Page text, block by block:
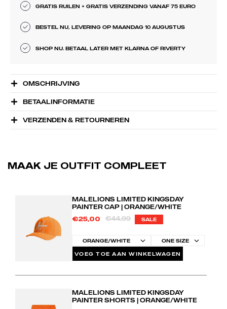
GRATIS RUILEN + GRATIS VERZENDING VANAF 75 EURO
BESTEL NU, LEVERING OP MAANDAG 10 AUGUSTUS
SHOP NU. BETAAL LATER MET KLARNA OF RIVERTY
OMSCHRIJVING
BETAALINFORMATIE
VERZENDEN & RETOURNEREN
MAAK JE OUTFIT COMPLEET
MALELIONS LIMITED KINGSDAY
PAINTER CAP | ORANGE/WHITE
€25,00
€44,99 SALE
VOEG TOE AAN WINKELWAGEN
MALELIONS LIMITED KINGSDAY
PAINTER SHORTS | ORANGE/WHITE